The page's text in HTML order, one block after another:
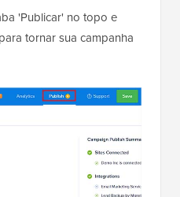
'Publicar' no topo e
tornar sua campanha